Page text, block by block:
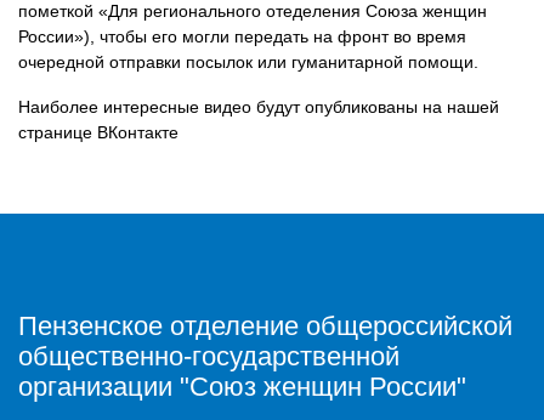
пометкой «Для регионального отеделения Союза женщин
России»), чтобы его могли передать на фронт во время
очередной отправки посылок или гуманитарной помощи.
Наиболее интересные видео будут опубликованы на нашей
странице ВКонтакте
Пензенское отделение общероссийской
общественно-государственной
организации "Союз женщин России"